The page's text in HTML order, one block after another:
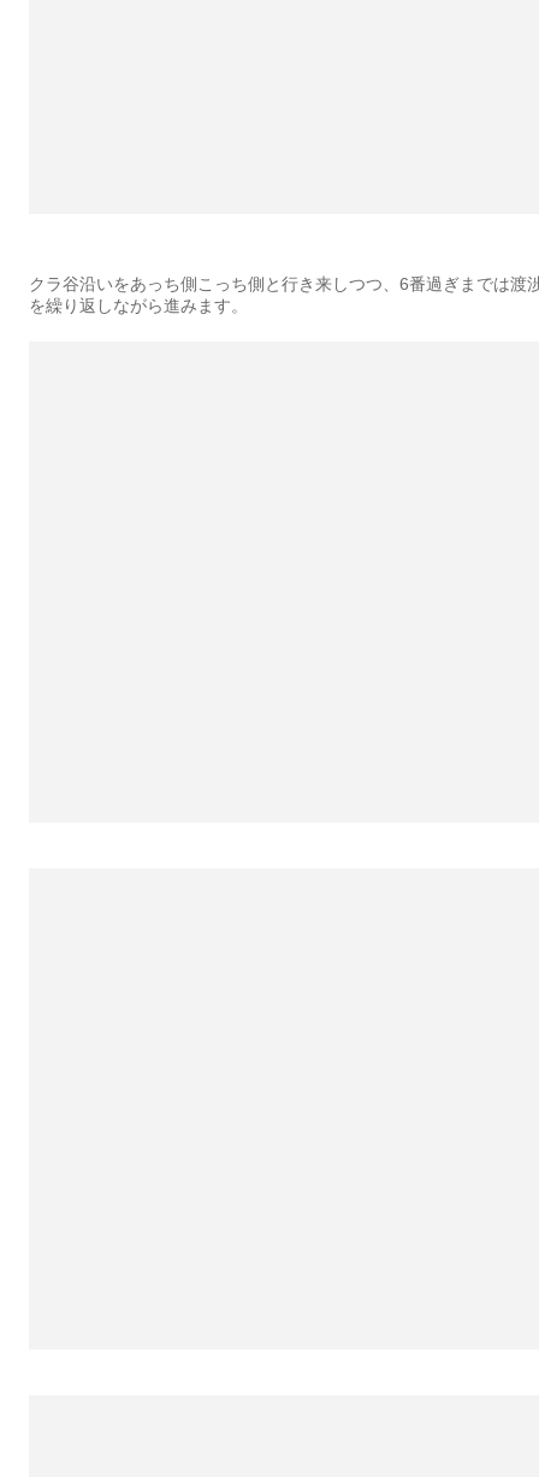
クラ谷沿いをあっち側こっち側と行き来しつつ、6番過ぎまでは渡
を繰り返しながら進みます。